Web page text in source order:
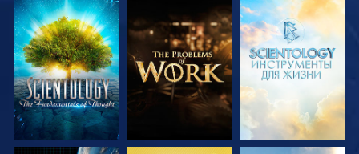
СМОТРЕТЬ
ПЕРЕДАЧИ
СМОТРЕТЬ
ПЕРЕДАЧИ
СМОТРЕТЬ
ПЕРЕДАЧИ